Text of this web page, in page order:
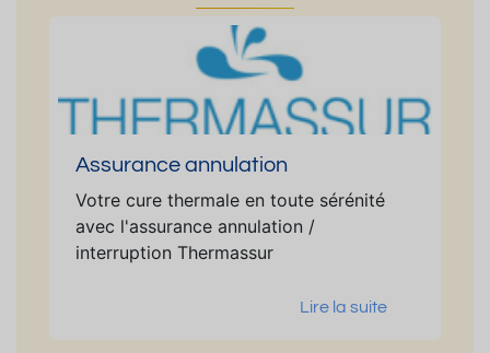
Assurance annulation
Votre cure thermale en toute sérénité
avec l'assurance annulation /
interruption Thermassur
Lire la suite